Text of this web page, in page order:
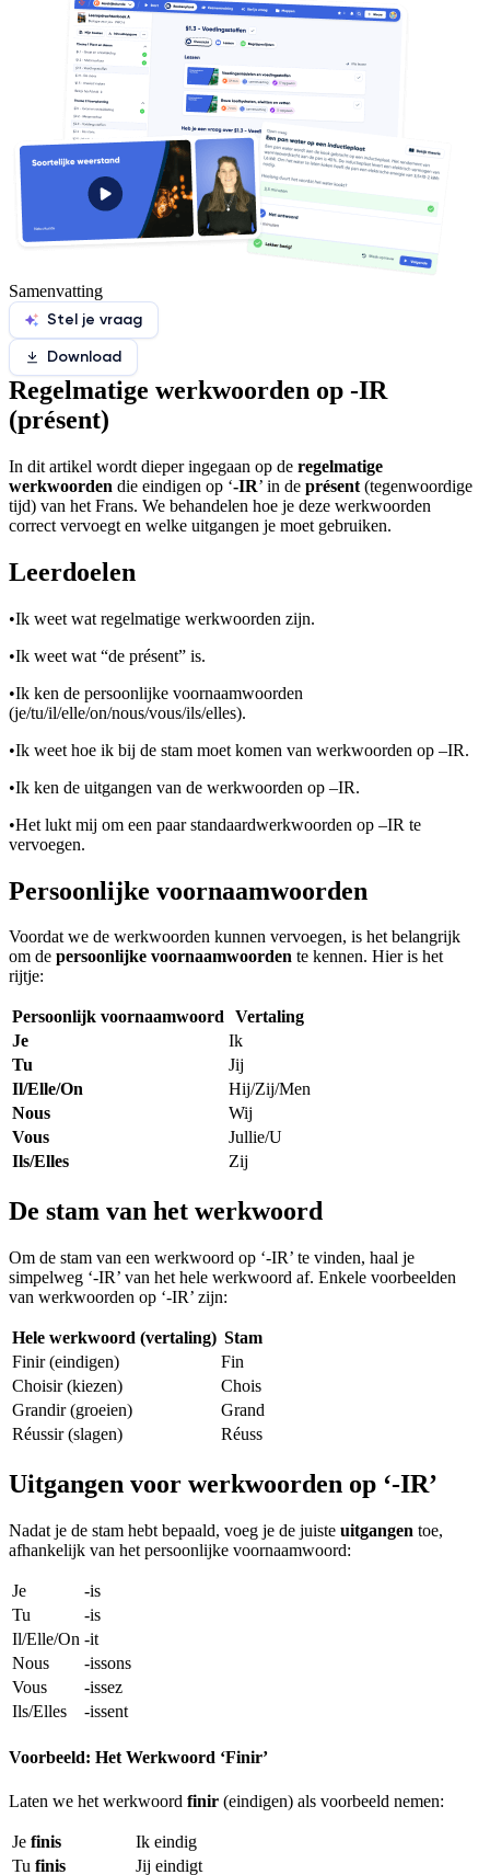
Samenvatting
Stel je vraag
Download
Regelmatige werkwoorden op -IR
(présent)
In dit artikel wordt dieper ingegaan op de regelmatige
werkwoorden die eindigen op ‘-IR’ in de présent (tegenwoordige
tijd) van het Frans. We behandelen hoe je deze werkwoorden
correct vervoegt en welke uitgangen je moet gebruiken.
Leerdoelen
•Ik weet wat regelmatige werkwoorden zijn.
•Ik weet wat “de présent” is.
•Ik ken de persoonlijke voornaamwoorden
(je/tu/il/elle/on/nous/vous/ils/elles).
•Ik weet hoe ik bij de stam moet komen van werkwoorden op –IR.
•Ik ken de uitgangen van de werkwoorden op –IR.
•Het lukt mij om een paar standaardwerkwoorden op –IR te
vervoegen.
Persoonlijke voornaamwoorden
Voordat we de werkwoorden kunnen vervoegen, is het belangrijk
om de persoonlijke voornaamwoorden te kennen. Hier is het
rijtje:
Persoonlijk voornaamwoord Vertaling
Je
Ik
Tu
Jij
Il/Elle/On
Hij/Zij/Men
Nous
Wij
Vous
Jullie/U
Ils/Elles
Zij
De stam van het werkwoord
Om de stam van een werkwoord op ‘-IR’ te vinden, haal je
simpelweg ‘-IR’ van het hele werkwoord af. Enkele voorbeelden
van werkwoorden op ‘-IR’ zijn:
Hele werkwoord (vertaling) Stam
Finir (eindigen)
Fin
Choisir (kiezen)
Chois
Grandir (groeien)
Grand
Réussir (slagen)
Réuss
Uitgangen voor werkwoorden op ‘-IR’
Nadat je de stam hebt bepaald, voeg je de juiste uitgangen toe,
afhankelijk van het persoonlijke voornaamwoord:
Je
-is
Tu
-is
Il/Elle/On -it
Nous
-issons
Vous
-issez
Ils/Elles
-issent
Voorbeeld: Het Werkwoord ‘Finir’
Laten we het werkwoord finir (eindigen) als voorbeeld nemen:
Je finis
Ik eindig
Tu finis
Jij eindigt